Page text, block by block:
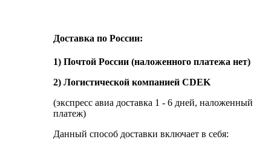
Доставка по России:
1) Почтой России (наложенного платежа нет)
2) Логистической компанией CDEK
(экспресс авиа доставка 1 - 6 дней, наложенный
платеж)
Данный способ доставки включает в себя: